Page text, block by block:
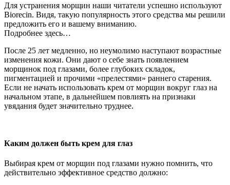
Для устранения морщин наши читатели успешно используют
Biorecin. Видя, такую популярность этого средства мы решили
предложить его и вашему вниманию.
Подробнее здесь…
После 25 лет медленно, но неумолимо наступают возрастные
изменения кожи. Они дают о себе знать появлением
морщинок под глазами, более глубоких складок,
пигментацией и прочими «прелестями» раннего старения.
Если не начать использовать крем от морщин вокруг глаз на
начальном этапе, в дальнейшем повлиять на признаки
увядания будет значительно труднее.
Каким должен быть крем для глаз
Выбирая крем от морщин под глазами нужно помнить, что
действительно эффективное средство должно: